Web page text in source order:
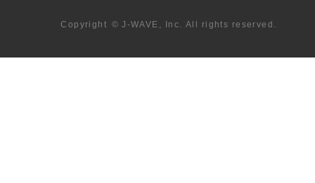
Copyright © J-WAVE, Inc. All rights reserved.